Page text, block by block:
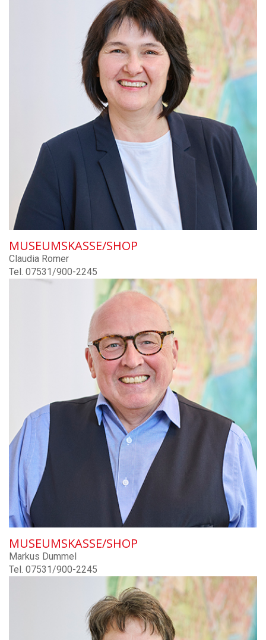
MUSEUMSKASSE/SHOP
Claudia Romer
Tel. 07531/900-2245
MUSEUMSKASSE/SHOP
Markus Dummel
Tel. 07531/900-2245